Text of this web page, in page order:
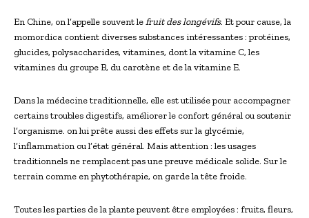
En Chine, on l’appelle souvent lefruit des longévifs. Et pour cause, la
momordica contient diverses substances intéressantes : protéines,
glucides, polysaccharides, vitamines, dont la vitamine C, les
vitamines du groupe B, du carotène et de la vitamine E.
Dans la médecine traditionnelle, elle est utilisée pour accompagner
certains troubles digestifs, améliorer le confort général ou soutenir
l’organisme. on lui prête aussi des effets sur la glycémie,
l’inflammation ou l’état général. Mais attention : les usages
traditionnels ne remplacent pas une preuve médicale solide. Sur le
terrain comme en phytothérapie, on garde la tête froide.
Toutes les parties de la plante peuvent être employées : fruits, fleurs,